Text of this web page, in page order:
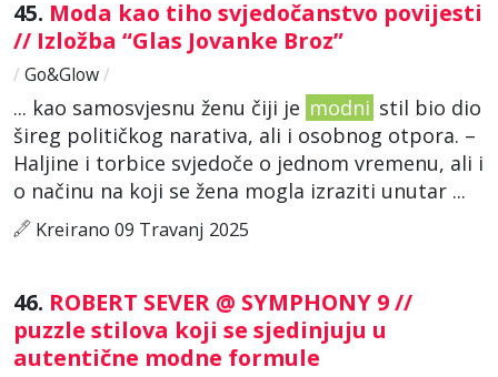
45. Moda kao tiho svjedočanstvo povijesti
// Izložba “Glas Jovanke Broz”
/ Go&Glow/
... kao samosvjesnu ženu čiji je modni stil bio dio
šireg političkog narativa, ali i osobnog otpora. –
Haljine i torbice svjedoče o jednom vremenu, ali i
o načinu na koji se žena mogla izraziti unutar ...
Kreirano 09 Travanj 2025
46. ROBERT SEVER @ SYMPHONY 9 //
puzzle stilova koji se sjedinjuju u
autentične modne formule